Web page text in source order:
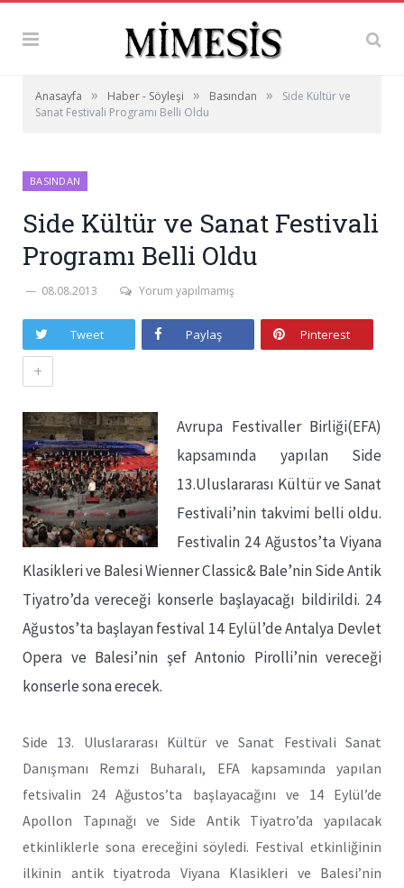
Anasayfa » Haber - Söyleşi » Basından »
Side Kültür ve
Sanat Festivali Programı Belli Oldu
BASINDAN
Side Kültür ve Sanat Festivali
Programı Belli Oldu
08.08.2013 Yorum yapılmamış
Tweet Paylaş Pinterest
+
Avrupa Festivaller Birliği(EFA)
kapsamında yapılan Side
13.Uluslararası Kültür ve Sanat
Festivali’nin takvimi belli oldu.
Festivalin 24 Ağustos’ta Viyana
Klasikleri ve Balesi Wienner Classic& Bale’nin Side Antik
Tiyatro’da vereceği konserle başlayacağı bildirildi. 24
Ağustos’ta başlayan festival 14 Eylül’de Antalya Devlet
Opera ve Balesi’nin şef Antonio Pirolli’nin vereceği
konserle sona erecek.
Side 13. Uluslararası Kültür ve Sanat Festivali Sanat
Danışmanı Remzi Buharalı, EFA kapsamında yapılan
fetsivalin 24 Ağustos’ta başlayacağını ve 14 Eylül’de
Apollon Tapınağı ve Side Antik Tiyatro’da yapılacak
etkinliklerle sona ereceğini söyledi. Festival etkinliğinin
ilkinin antik tiyatroda Viyana Klasikleri ve Balesi’nin